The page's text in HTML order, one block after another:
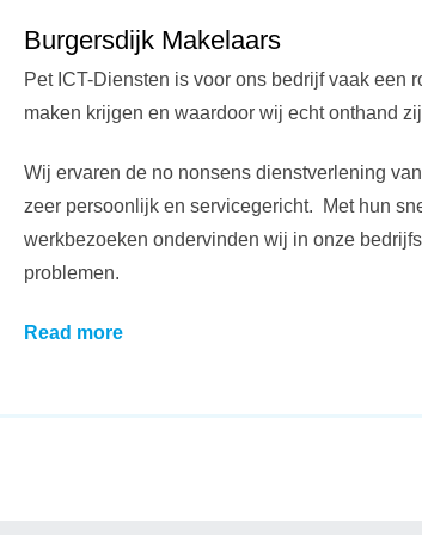
Burgersdijk Makelaars
Pet ICT-Diensten is voor ons bedrijf vaak een
maken krijgen en waardoor wij echt onthand
Wij ervaren de no nonsens dienstverlening
zeer persoonlijk en servicegericht. Met hun
werkbezoeken ondervinden wij in onze
problemen.
Read more